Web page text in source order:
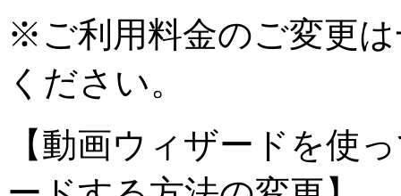
※ご利用料金のご変更
ください。
【動画ウィザードを使